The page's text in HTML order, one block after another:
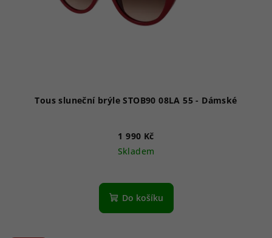
Tous sluneční brýle STOB90 08LA 55 - Dámské
1 990 Kč
Skladem
Do košíku